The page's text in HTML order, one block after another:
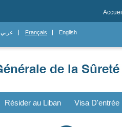
Accueil
عربي Français English
Résider au Liban Visa D'entrée